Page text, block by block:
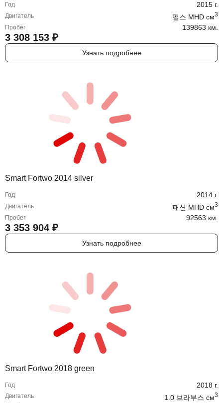
Год 2015 г.
Двигатель 펄스 MHD cм3
Пробег 139863 км.
3 308 153 ₽
Узнать подробнее
Smart Fortwo 2014 silver
Год 2014 г.
Двигатель 패션 MHD cм3
Пробег 92563 км.
3 353 904 ₽
Узнать подробнее
Smart Fortwo 2018 green
Год 2018 г.
Двигатель 1.0 브라부스 cм3